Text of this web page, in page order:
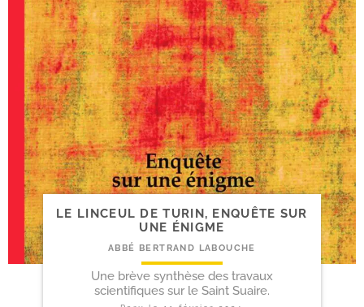
LE LINCEUL DE TURIN, ENQUÊTE SUR
UNE ÉNIGME
ABBÉ BERTRAND LABOUCHE
Une brève synthèse des travaux
scientifiques sur le Saint Suaire.